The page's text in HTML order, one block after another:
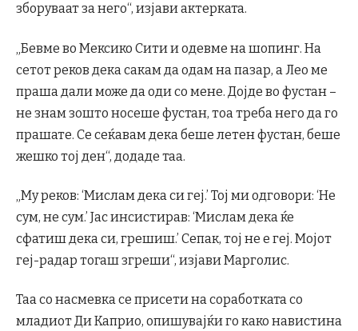
зборуваат за него“, изјави актерката.
„Бевме во Мексико Сити и одевме на шопинг. На
сетот реков дека сакам да одам на пазар, а Лео ме
праша дали може да оди со мене. Дојде во фустан –
не знам зошто носеше фустан, тоа треба него да го
прашате. Се сеќавам дека беше летен фустан, беше
жешко тој ден“, додаде таа.
„Му реков: ‘Мислам дека си геј.’ Тој ми одговори: ‘Не
сум, не сум.’ Јас инсистирав: ‘Мислам дека ќе
сфатиш дека си, грешиш.’ Сепак, тој не е геј. Мојот
геј-радар тогаш згреши“, изјави Марголис.
Таа со насмевка се присети на соработката со
младиот Ди Каприо, опишувајќи го како навистина